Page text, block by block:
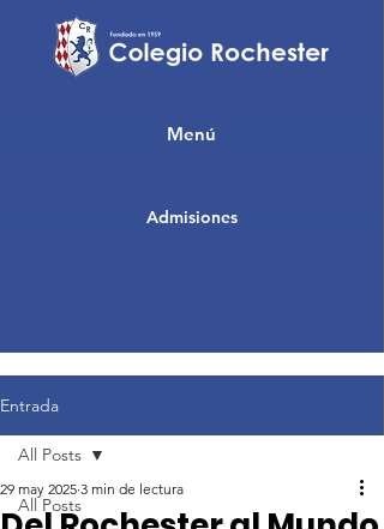
Admisiones
Menú
Entrada
All Posts
All Posts
29 may 2025 3 min de lectura